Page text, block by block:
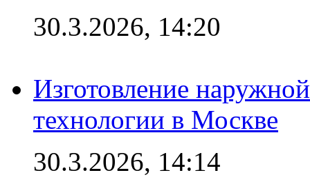
30.3.2026, 14:20
Изготовление
технологии в Москве
30.3.2026, 14:14